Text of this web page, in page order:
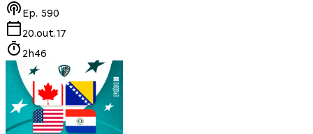
Ep. 590
20.out.17
2h46